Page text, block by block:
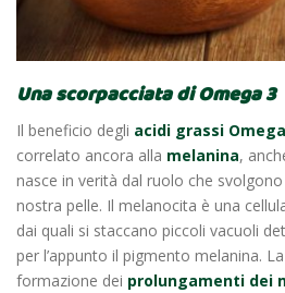
Una scorpacciata di Omega 3
Il beneficio degli acidi grassi
correlato ancora alla melanina,
nasce in verità dal ruolo che svolgono
nostra pelle. Il melanocita è una
dai quali si staccano piccoli vacuoli
per l’appunto il pigmento melanina.
formazione dei prolungamenti dei